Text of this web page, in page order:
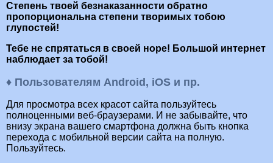
Степень твоей безнаказанности обратно
пропорциональна степени творимых тобою
глупостей!
Тебе не спрятаться в своей норе! Большой интернет
наблюдает за тобой!
♦ Пользователям Android, iOS и пр.
Для просмотра всех красот сайта пользуйтесь
полноценными веб-браузерами. И не забывайте, что
внизу экрана вашего смартфона должна быть кнопка
перехода с мобильной версии сайта на полную.
Пользуйтесь.